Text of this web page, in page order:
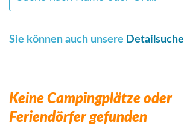
Sie können auch unsere Detailsuche
Keine Campingplätze oder
Feriendörfer gefunden